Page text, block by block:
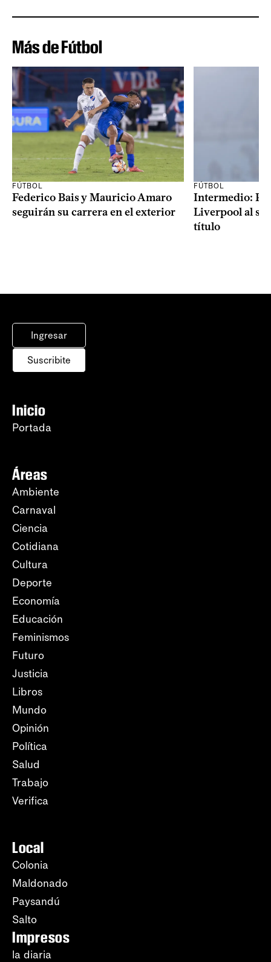
Más de Fútbol
FÚTBOL
Federico Bais y Mauricio Amaro
seguirán su carrera en el exterior
FÚTBOL
Intermedio:
Liverpool al
título
Ingresar
Suscribite
Inicio
Portada
Áreas
Ambiente
Carnaval
Ciencia
Cotidiana
Cultura
Deporte
Economía
Educación
Feminismos
Futuro
Justicia
Libros
Mundo
Opinión
Política
Salud
Trabajo
Verifica
Local
Colonia
Maldonado
Paysandú
Salto
Impresos
la diaria